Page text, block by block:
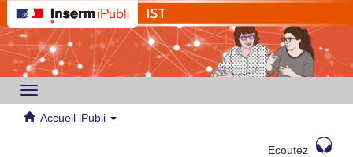
Toggle
navigation
Accueil iPubli
Ecoutez